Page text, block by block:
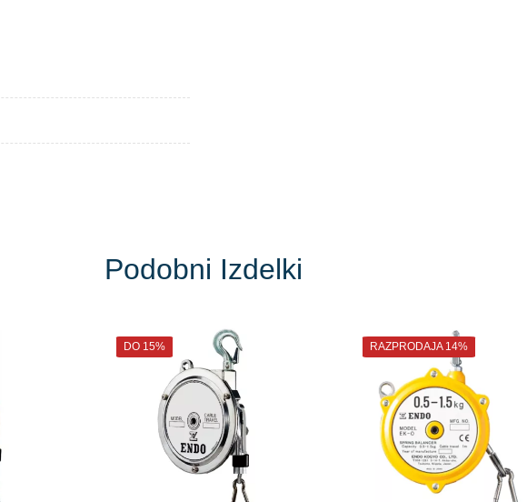
Podobni Izdelki
DO 15% RAZPRODAJA 14%